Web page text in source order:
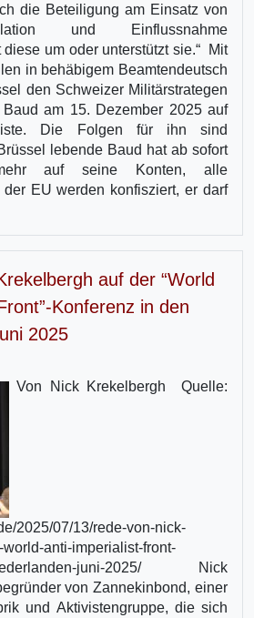
die Beteiligung am Einsatz von
und Einflussnahme
um oder unterstützt sie.“ Mit
in behäbigem Beamtendeutsch
den Schweizer Militärstrategen
am 15. Dezember 2025 auf
Die Folgen für ihn sind
lebende Baud hat ab sofort
auf seine Konten, alle
EU werden konfisziert, er darf
auf der “World
Konferenz in den
2025
Von Nick Krekelbergh Quelle:
2025/07/13/rede-von-nick-
anti-imperialist-front-
niederlanden-juni-2025/ Nick
von Zannekinbond, einer
und Aktivistengruppe, die sich